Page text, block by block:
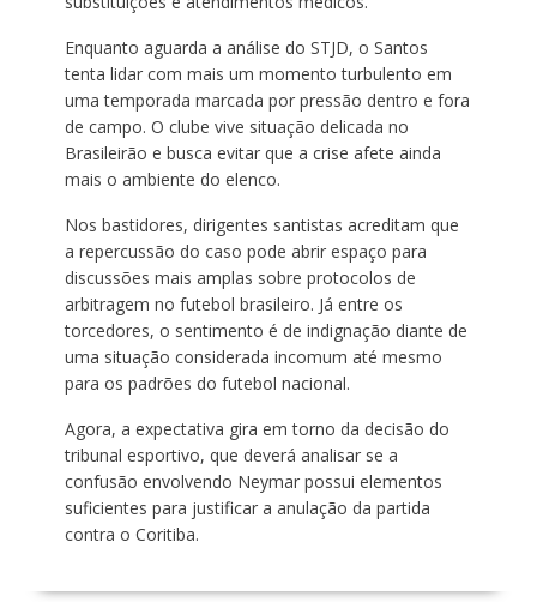
Enquanto aguarda a análise do STJD, o Santos
tenta lidar com mais um momento turbulento em
uma temporada marcada por pressão dentro e fora
de campo. O clube vive situação delicada no
Brasileirão e busca evitar que a crise afete ainda
mais o ambiente do elenco.
Nos bastidores, dirigentes santistas acreditam que
a repercussão do caso pode abrir espaço para
discussões mais amplas sobre protocolos de
arbitragem no futebol brasileiro. Já entre os
torcedores, o sentimento é de indignação diante de
uma situação considerada incomum até mesmo
para os padrões do futebol nacional.
Agora, a expectativa gira em torno da decisão do
tribunal esportivo, que deverá analisar se a
confusão envolvendo Neymar possui elementos
suficientes para justificar a anulação da partida
contra o Coritiba.